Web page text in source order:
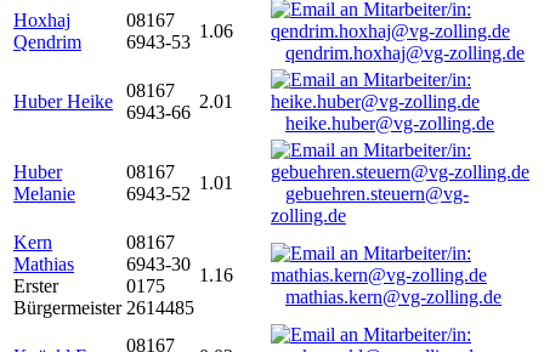
Hoxhaj
Qendrim
08167
6943-53
1.06
qendrim.hoxhaj@vg-zolling.de
Huber Heike
08167
6943-66
2.01
heike.huber@vg-zolling.de
Huber
Melanie
08167
6943-52
1.01
gebuehren.steuern@vg-
zolling.de
Kern
Mathias
Erster
Bürgermeister
08167
6943-30
0175
2614485
1.16
mathias.kern@vg-zolling.de
08167